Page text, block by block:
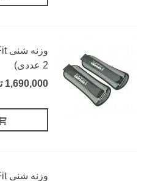
2 عددی)
1,690,000 تومان